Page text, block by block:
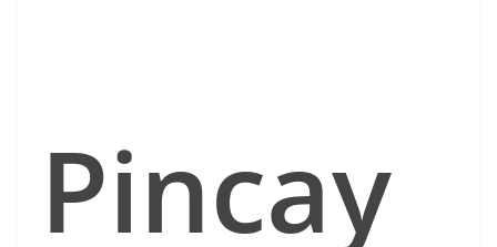
Pincay